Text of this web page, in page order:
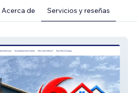
Acerca de Servicios y reseñas